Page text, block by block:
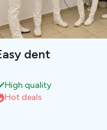
dent
High quality
Hot deals